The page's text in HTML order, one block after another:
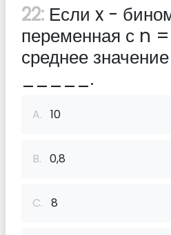
22: Если x -
переменная с n
среднее
_____.
A. 10
B. 0,8
C. 8